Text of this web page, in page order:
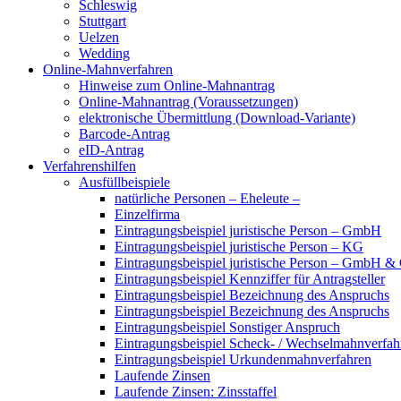
Schleswig
Stuttgart
Uelzen
Wedding
Online-Mahnverfahren
Hinweise zum Online-Mahnantrag
Online-Mahnantrag (Voraussetzungen)
elektronische Übermittlung (Download-Variante)
Barcode-Antrag
eID-Antrag
Verfahrenshilfen
Ausfüllbeispiele
natürliche Personen – Eheleute –
Einzelfirma
Eintragungsbeispiel juristische Person – GmbH
Eintragungsbeispiel juristische Person – KG
Eintragungsbeispiel juristische Person – GmbH
Eintragungsbeispiel Kennziffer für Antragsteller
Eintragungsbeispiel Bezeichnung des Anspruchs
Eintragungsbeispiel Bezeichnung des Anspruchs
Eintragungsbeispiel Sonstiger Anspruch
Eintragungsbeispiel Scheck- /
Eintragungsbeispiel Urkundenmahnverfahren
Laufende Zinsen
Laufende Zinsen: Zinsstaffel